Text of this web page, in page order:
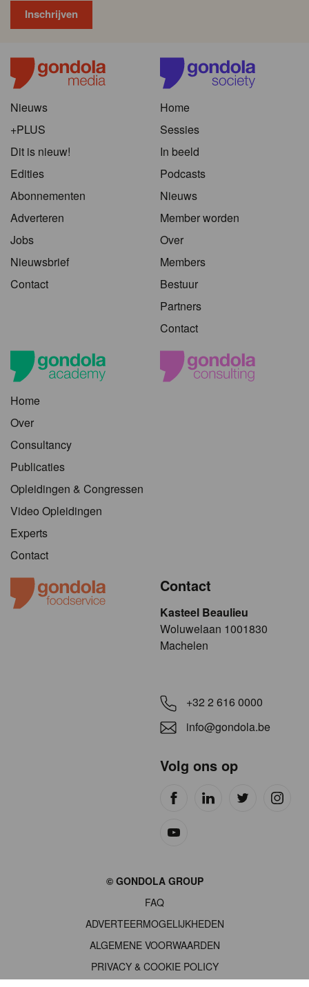
Nieuws
+PLUS
Dit is nieuw!
Edities
Abonnementen
Adverteren
Jobs
Nieuwsbrief
Contact
Home
Sessies
In beeld
Podcasts
Nieuws
Member worden
Over
Members
Bestuur
Partners
Contact
Home
Over
Consultancy
Publicaties
Opleidingen & Congressen
Video Opleidingen
Experts
Contact
Contact
Kasteel Beaulieu
​​​Woluwelaan 1001830
Machelen
+32 2 616 0000
info@gondola.be
Volg ons op
© GONDOLA GROUP
FAQ
ADVERTEERMOGELIJKHEDEN
ALGEMENE VOORWAARDEN
PRIVACY & COOKIE POLICY